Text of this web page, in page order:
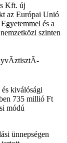
Kft. új
az Európai Unió
és a
szinten
kiválósági
735 millió Ft
módú
ünnepségen